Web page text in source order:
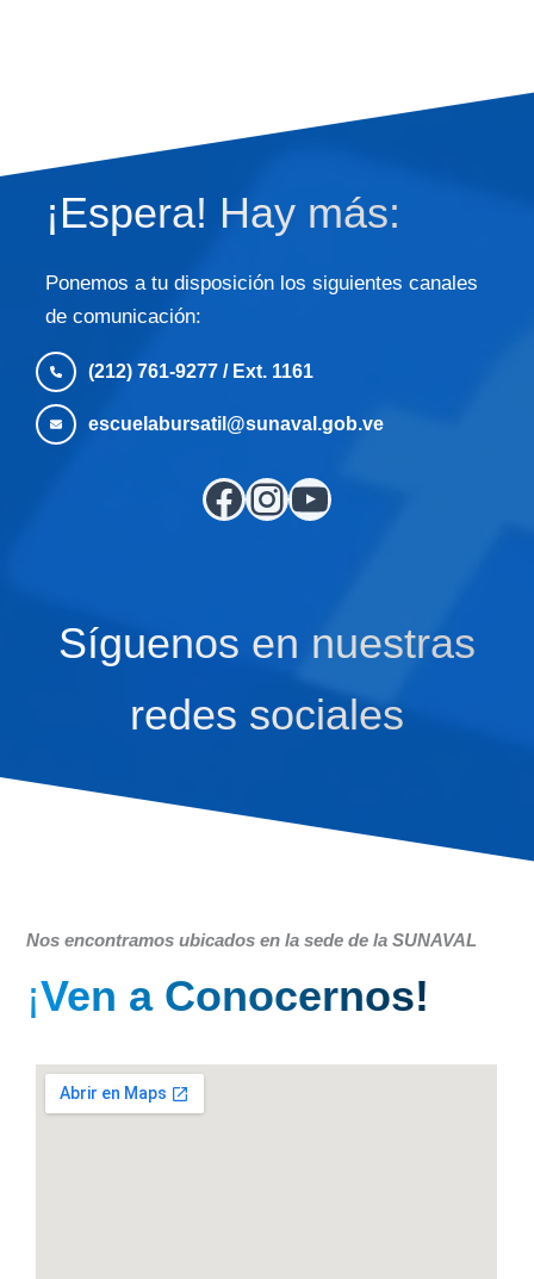
¡Espera! Hay más:
Ponemos a tu disposición los siguientes canales
de comunicación:
(212) 761-9277 / Ext. 1161
escuelabursatil@sunaval.gob.ve
Forma parte de nuestra comunidad
Síguenos en Instagram
Suscríbete a nuestro canal
Síguenos en nuestras
redes sociales
Nos encontramos ubicados en la sede de la SUNAVAL
¡Ven a Conocernos!